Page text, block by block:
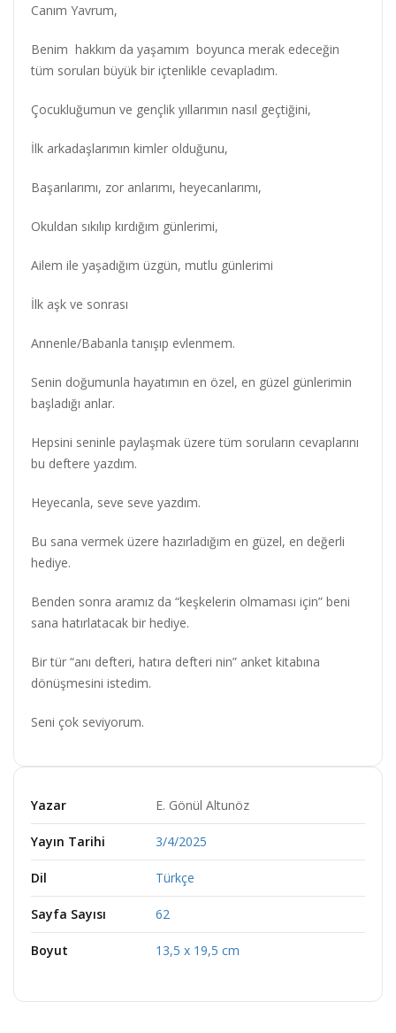
Canım Yavrum,
Benim hakkım da yaşamım boyunca merak edeceğin
tüm soruları büyük bir içtenlikle cevapladım.
Çocukluğumun ve gençlik yıllarımın nasıl geçtiğini,
İlk arkadaşlarımın kimler olduğunu,
Başarılarımı, zor anlarımı, heyecanlarımı,
Okuldan sıkılıp kırdığım günlerimi,
Ailem ile yaşadığım üzgün, mutlu günlerimi
İlk aşk ve sonrası
Annenle/Babanla tanışıp evlenmem.
Senin doğumunla hayatımın en özel, en güzel günlerimin
başladığı anlar.
Hepsini seninle paylaşmak üzere tüm soruların cevaplarını
bu deftere yazdım.
Heyecanla, seve seve yazdım.
Bu sana vermek üzere hazırladığım en güzel, en değerli
hediye.
Benden sonra aramız da “keşkelerin olmaması için” beni
sana hatırlatacak bir hediye.
Bir tür “anı defteri, hatıra defteri nin” anket kitabına
dönüşmesini istedim.
Seni çok seviyorum.
Yazar E. Gönül Altunöz
Yayın Tarihi 3/4/2025
Dil Türkçe
Sayfa Sayısı 62
Boyut 13,5 x 19,5 cm